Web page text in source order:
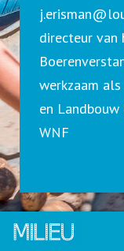
Terug naar
directeur van
werkzaam
en
WNF